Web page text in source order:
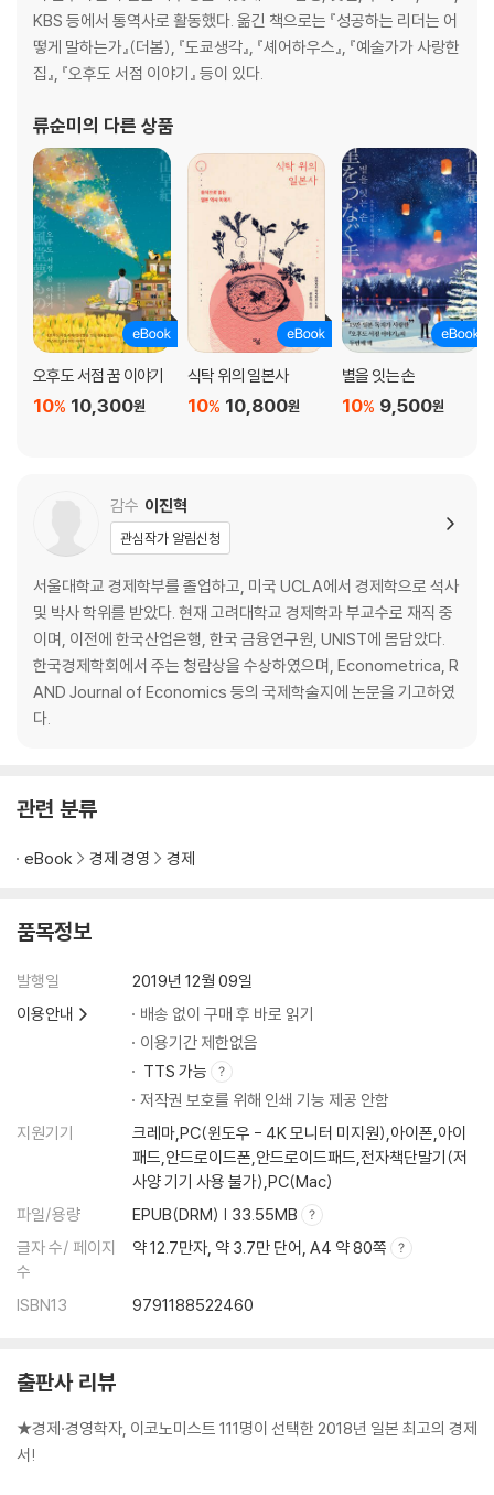
제6장 ‘딜레마’의 해명 - 1단계…수요 _ 131
지금까지의 요약 | 크리스텐슨의 나이스 어시스트! | 분석의 절차(6장~9
측정하자! | 수요의 탄력성(이라는 인과관계)을 데이터에서 측정하려면?
미가공 데이터를 살펴보자: 신·구 HDD 제품의 가격(P)과 판매량(Q) ‘편
리한 변수’ HDD 부품비용(Z)을 사용해 ‘도구 변수법’에 도전
제7장 ‘딜레마’의 해명 - 2단계…공급 / 152
‘선생’이 무관심하거나 혹은 경쟁 상대가 없는 경우 | ‘선점하기’의 유혹은
어디에서? 용의자 꾸르노와 베르뜨랑을 취조한 결과 | 알았다, 범인은 꾸
르노다! 진짜 ‘이익’을 계산하기 위해서는 진짜 ‘비용’을 알아야만 한다 | 꾸
로 해보자: HDD의 비용과 이익 함수를 추정한다
‘손해를 보면서 이익을 추구하는 행위’는 모두 투자 | 시간·체력·정신력의
‘투자’ 기대 가치 VS 매몰 비용 | ‘미래를 내다보고 행동하는’ 방법 | 블랙기
업과 ‘사나운 연인’ 사람들의 행동으로부터 이익이나 비용을 ‘역산’할 수 있
석의 근간은 마찬가지
제9장 ‘딜레마’의 해명 - 3·4단계…투자와 가상 시뮬레이션 _ 206
3단계: 투자 게임의 ‘이론적 데이터 분석’ | ‘능력 격차’의 실상 | 4단계: 과
학으로서의 픽션 가상 시뮬레이션 제1탄: 만약 ‘자기잠식’이 없다면? | 가
야기하는 메타포 그렇다면 어떻게 해야 하는가? | 난제 ①: 시원찮은 신사
업을 키우는 방법 난제 ②: ‘키울 수 없다면 사 오면 되잖아?’ | 난제 ③: 당
신은 정말 구사업 부문을 잘라낼 수 있는가? 난제 ④: 살아남기 위해서는
제11장 딜레마의 ‘해결’(Ⅱ) _ 250
나무를 보라, 숲을 보라, 세계를 보라 | ‘이노베이션을 촉진’하는 정책 | 특
허 | 로다임의 싸움 정책 시뮬레이션 ①: ‘사후처리’형 지적 재산권 | 정책
시뮬레이션 ②: ‘사전고지’형 지적 재산권 ‘창조적 파괴’의 진의 | 이 책의
맺음말 _ 276
KBS 등에서 통역사로 활동했다. 옮긴 책으로는 『성공하는 리더는 어
떻게 말하는가』(더봄), 『도쿄생각』, 『셰어하우스』, 『예술가가 사랑한
집』, 『오후도 서점 이야기』 등이 있다.
류순미 의 다른 상품
오후도 서점 꿈 이야기
10,300원
10%
식탁 위의 일본사
10,800원
10%
별을 잇는 손
9,500원
10%
감수 이진혁
관심작가 알림신청
서울대학교 경제학부를 졸업하고, 미국 UCLA에서 경제학으로 석사
및 박사 학위를 받았다. 현재 고려대학교 경제학과 부교수로 재직 중
이며, 이전에 한국산업은행, 한국 금융연구원, UNIST에 몸담았다.
한국경제학회에서 주는 청람상을 수상하였으며, Econometrica, R
AND Journal of Economics 등의 국제학술지에 논문을 기고하였
다.
관련 분류
eBook 경제 경영 경제
품목정보
발행일
2019년 12월 09일
이용안내
배송 없이 구매 후 바로 읽기
이용기간 제한없음
TTS 가능
저작권 보호를 위해 인쇄 기능 제공 안함
지원기기
크레마,PC(윈도우 - 4K 모니터 미지원),아이폰,아이
패드,안드로이드폰,안드로이드패드,전자책단말기(저
사양 기기 사용 불가),PC(Mac)
파일/용량
EPUB(DRM) | 33.55MB
글자 수/ 페이지
수
약 12.7만자, 약 3.7만 단어, A4 약 80쪽
ISBN13 9791188522460
출판사 리뷰
★경제·경영학자, 이코노미스트 111명이 선택한 2018년 일본 최고의 경제
서!